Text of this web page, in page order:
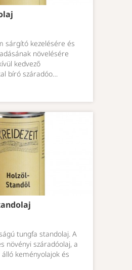
sárgító kezelésére és
növelésére
kedvező
bíró száradóo…
tungfa standolaj. A
növényi száradóolaj, a
keményolajok és